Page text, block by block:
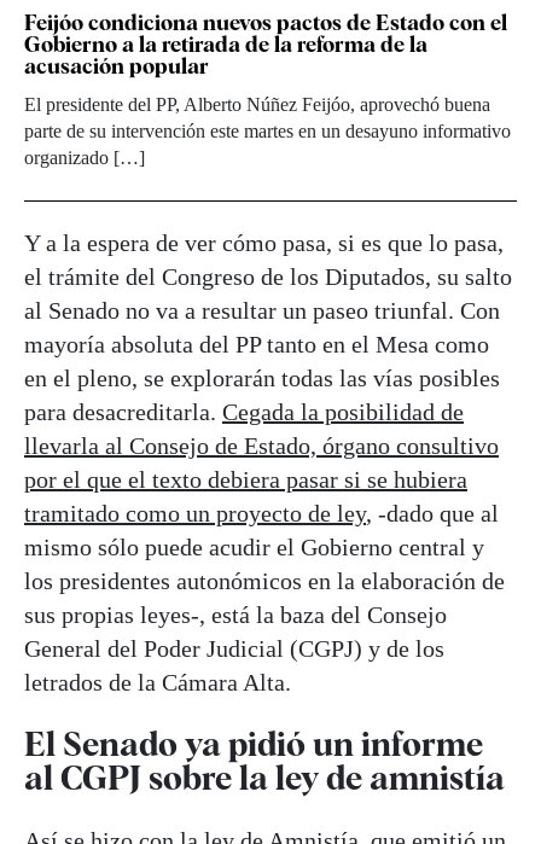
Feijóo condiciona nuevos pactos de Estado con el
Gobierno a la retirada de la reforma de la
acusación popular
El presidente del PP, Alberto Núñez Feijóo, aprovechó buena
parte de su intervención este martes en un desayuno informativo
organizado […]
Y a la espera de ver cómo pasa, si es que lo pasa,
el trámite del Congreso de los Diputados, su salto
al Senado no va a resultar un paseo triunfal. Con
mayoría absoluta del PP tanto en el Mesa como
en el pleno, se explorarán todas las vías posibles
para desacreditarla. Cegada la posibilidad de
llevarla al Consejo de Estado, órgano consultivo
por el que el texto debiera pasar si se hubiera
tramitado como un proyecto de ley, -dado que al
mismo sólo puede acudir el Gobierno central y
los presidentes autonómicos en la elaboración de
sus propias leyes-, está la baza del Consejo
General del Poder Judicial (CGPJ) y de los
letrados de la Cámara Alta.
El Senado ya pidió un informe
al CGPJ sobre la ley de amnistía